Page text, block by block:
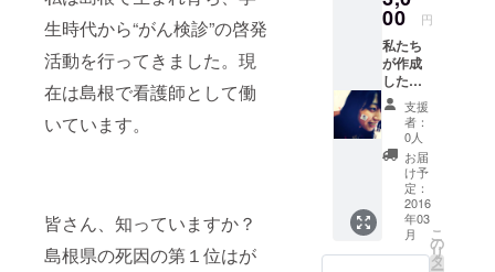
生時代から“がん検診”の啓発
活動を行ってきました。現
在は島根で看護師として働
いています。
皆さん、知っていますか？
島根県の死因の第１位はが
議とは:2013
年から島根
県雲南市で
開催されて
いるイベン
ト。高校
生、大学
生、20代～
30代の社会
人であつま
り、医療・
00 円
私たち
が作成
した、
がんの
予防方
法や検
診につ
いて書
かれた
冊子を
お届け
しま
す。 ま
支援
者：
0人
お届
け予
定：
2016
年03
月
こ
の
リ
タ